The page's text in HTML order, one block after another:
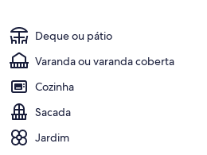
Deque ou pátio
Varanda ou varanda coberta
Cozinha
Sacada
Jardim